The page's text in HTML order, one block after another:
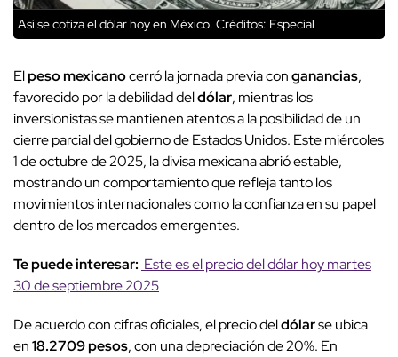
Así se cotiza el dólar hoy en México. Créditos: Especial
Elpeso mexicanocerró la jornada previa conganancias,
favorecido por la debilidad deldólar, mientras los
inversionistas se mantienen atentos a la posibilidad de un
cierre parcial del gobierno de Estados Unidos. Este miércoles
1 de octubre de 2025, la divisa mexicana abrió estable,
mostrando un comportamiento que refleja tanto los
movimientos internacionales como la confianza en su papel
dentro de los mercados emergentes.
Te puede interesar: Este es el precio del dólar hoy martes
30 de septiembre 2025
De acuerdo con cifras oficiales, el precio deldólarse ubica
en18.2709 pesos, con una depreciación de 20%. En